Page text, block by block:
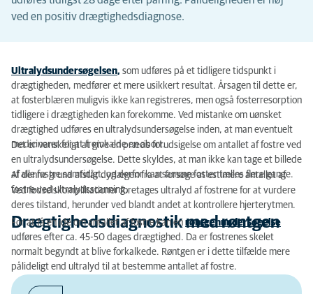
ved en positiv drægtighedsdiagnose.
Ultralydsundersøgelsen, som udføres på et tidligere tidspunkt i
drægtigheden, medfører et mere usikkert resultat. Årsagen til dette er,
at fosterblæren muligvis ikke kan registreres, men også fosterresorption
tidligere i drægtigheden kan forekomme. Ved mistanke om uønsket
drægtighed udføres en ultralydsundersøgelse inden, at man eventuelt
medicinerer for at fremkalde en abort.
Det er vanskeligt at give en præcis forudsigelse om antallet af fostre ved
en ultralydsundersøgelse. Dette skyldes, at man ikke kan tage et billede
af alle fostre samtidigt, og derfor kan samme foster tælles flere gange.
Af denne grund afstår dyrlægen fra at forsøge at estimere antallet af
fostre ved ultralydsscanning.
Ved fødselskomplikationer foretages ultralyd af fostrene for at vurdere
deres tilstand, herunder ved blandt andet at kontrollere hjerterytmen.
Drægtighedsdiagnostik med røntgen
For at få en idé om antallet af fostre kan en røntgenundersøgelse
udføres efter ca. 45-50 dages drægtighed. Da er fostrenes skelet
normalt begyndt at blive forkalkede. Røntgen er i dette tilfælde mere
pålideligt end ultralyd til at bestemme antallet af fostre.